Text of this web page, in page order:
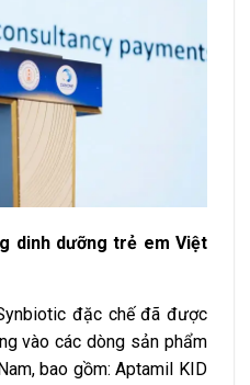
dinh dưỡng trẻ em Việt
đặc chế đã được
vào các dòng sản phẩm
bao gồm: Aptamil KID